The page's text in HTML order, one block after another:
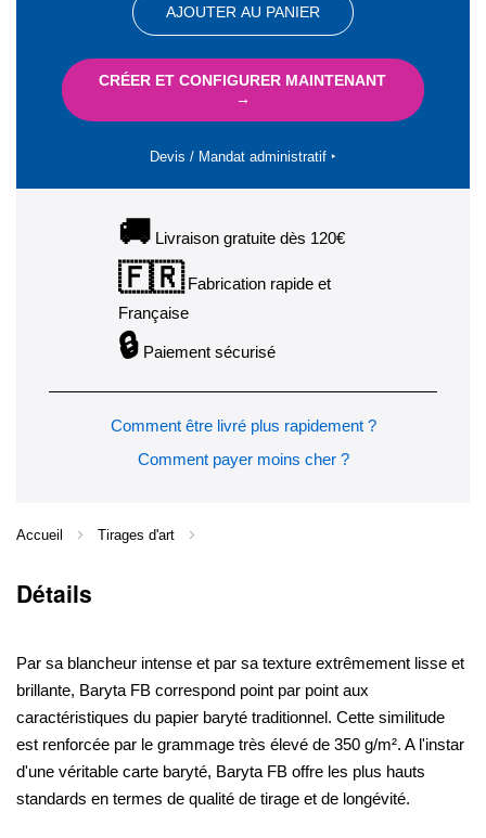
AJOUTER AU PANIER
CRÉER ET CONFIGURER MAINTENANT
→
Devis / Mandat administratif ‣
🚚 Livraison gratuite dès 120€
🇫🇷Fabrication rapide et
Française
🔒 Paiement sécurisé
Comment être livré plus rapidement ?
Comment payer moins cher ?
Accueil Tirages d'art
Détails
Par sa blancheur intense et par sa texture extrêmement lisse et
brillante, Baryta FB correspond point par point aux
caractéristiques du papier baryté traditionnel. Cette similitude
est renforcée par le grammage très élevé de 350 g/m². A l'instar
d'une véritable carte baryté, Baryta FB offre les plus hauts
standards en termes de qualité de tirage et de longévité.